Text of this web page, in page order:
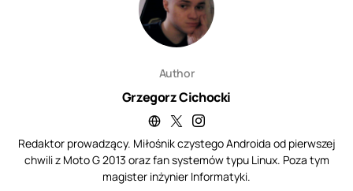
Author
Grzegorz Cichocki
Redaktor prowadzący. Miłośnik czystego Androida od pierwszej
chwili z Moto G 2013 oraz fan systemów typu Linux. Poza tym
magister inżynier Informatyki.